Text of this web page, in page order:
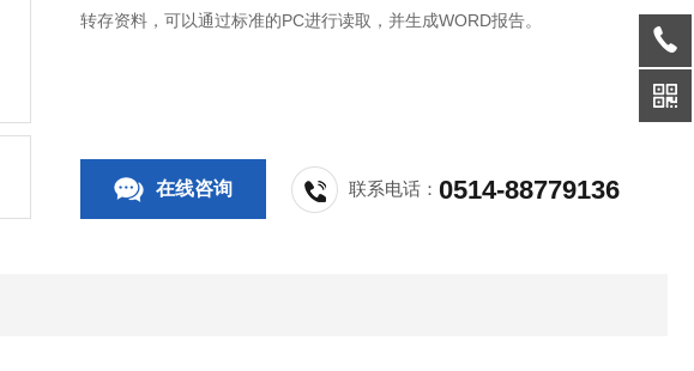
转存资料，可以通过标准的PC进行读取，并生成WORD报告。
在线咨询 联系电话：0514-88779136